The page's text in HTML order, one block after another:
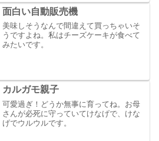
面白い自動販売機
美味しそうなんで間違えて買っちゃいそ
うですよね。私はチーズケーキが食べて
みたいです。
カルガモ親子
可愛過ぎ！どうか無事に育ってね。お母
さんが必死に守っていてけなげで、けな
げでウルウルです。